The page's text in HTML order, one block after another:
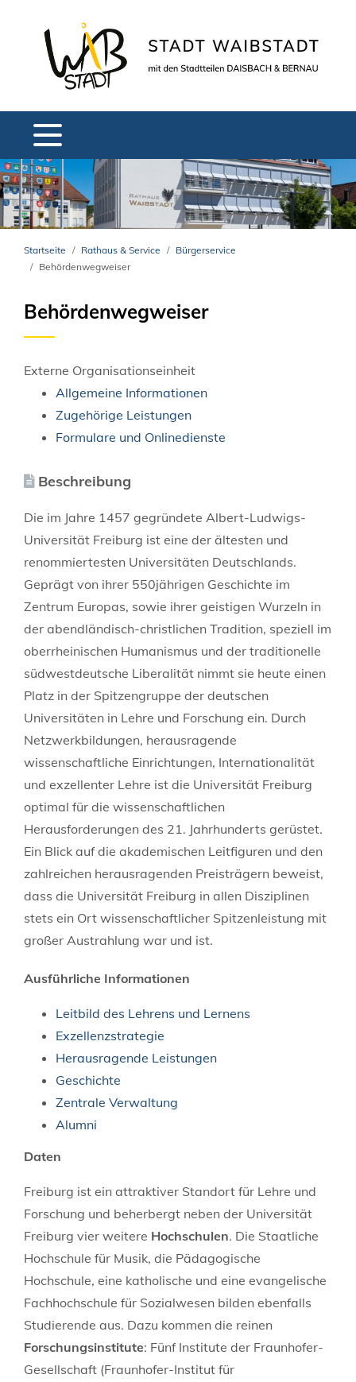
Startseite Rathaus & Service
Bürgerservice
Behördenwegweiser
Behördenwegweiser
Externe Organisationseinheit
Allgemeine Informationen
Zugehörige Leistungen
Formulare und Onlinedienste
Beschreibung
Die im Jahre 1457 gegründete Albert-Ludwigs-
Universität Freiburg ist eine der ältesten und
renommiertesten Universitäten Deutschlands.
Geprägt von ihrer 550jährigen Geschichte im
Zentrum Europas, sowie ihrer geistigen Wurzeln in
der abendländisch-christlichen Tradition, speziell im
oberrheinischen Humanismus und der traditionelle
südwestdeutsche Liberalität nimmt sie heute einen
Platz in der Spitzengruppe der deutschen
Universitäten in Lehre und Forschung ein. Durch
Netzwerkbildungen, herausragende
wissenschaftliche Einrichtungen, Internationalität
und exzellenter Lehre ist die Universität Freiburg
optimal für die wissenschaftlichen
Herausforderungen des 21. Jahrhunderts gerüstet.
Ein Blick auf die akademischen Leitfiguren und den
zahlreichen herausragenden Preisträgern beweist,
dass die Universität Freiburg in allen Disziplinen
stets ein Ort wissenschaftlicher Spitzenleistung mit
großer Austrahlung war und ist.
Ausführliche Informationen
Leitbild des Lehrens und Lernens
Exzellenzstrategie
Herausragende Leistungen
Geschichte
Zentrale Verwaltung
Alumni
Daten
Freiburg ist ein attraktiver Standort für Lehre und
Forschung und beherbergt neben der Universität
Freiburg vier weitere Hochschulen. Die Staatliche
Hochschule für Musik, die Pädagogische
Hochschule, eine katholische und eine evangelische
Fachhochschule für Sozialwesen bilden ebenfalls
Studierende aus. Dazu kommen die reinen
Forschungsinstitute: Fünf Institute der Fraunhofer-
Gesellschaft (Fraunhofer-Institut für